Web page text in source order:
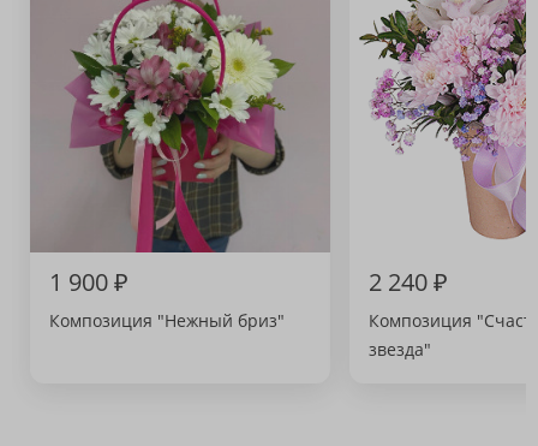
1 900 ₽
Композиция "Нежный бриз"
2 240 ₽
Композиция
звезда"